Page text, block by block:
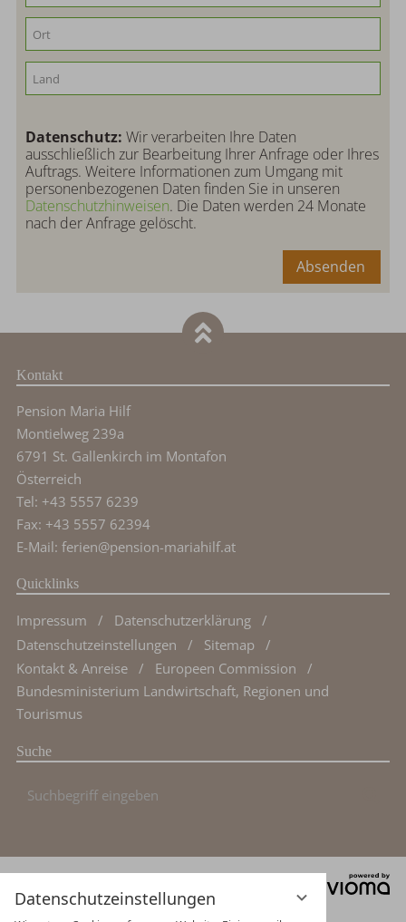
Datenschutzeinstellungen
Datenschutz:Wir verarbeiten Ihre Daten
ausschließlich zur Bearbeitung Ihrer Anfrage oder Ihres
Auftrags. Weitere Informationen zum Umgang mit
personenbezogenen Daten finden Sie in unseren
Datenschutzhinweisen. Die Daten werden 24 Monate
nach der Anfrage gelöscht.
Absenden
Kontakt
Pension Maria Hilf
Montielweg 239a
6791 St. Gallenkirch im Montafon
Österreich
Tel: +43 5557 6239
Fax: +43 5557 62394
E-Mail:ferien@pension-mariahilf.at
Quicklinks
Impressum
Datenschutzerklärung
Datenschutzeinstellungen
Sitemap
Kontakt & Anreise
Europeen Commission
Bundesministerium Landwirtschaft, Regionen und
Tourismus
Suche
Suchbegriff
eingeben
Europäischer Union